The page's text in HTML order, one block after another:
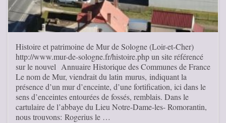
Histoire et patrimoine de Mur de Sologne (Loir-et-Cher)
http://www.mur-de-sologne.fr/histoire.php un site référencé
sur le nouvel Annuaire Historique des Communes de France
Le nom de Mur, viendrait du latin murus, indiquant la
présence d’un mur d’enceinte, d’une fortification, ici dans le
sens d’enceintes entourées de fossés, remblais. Dans le
cartulaire de l’abbaye du Lieu Notre-Dame-les- Romorantin,
nous trouvons: Rogerius le …